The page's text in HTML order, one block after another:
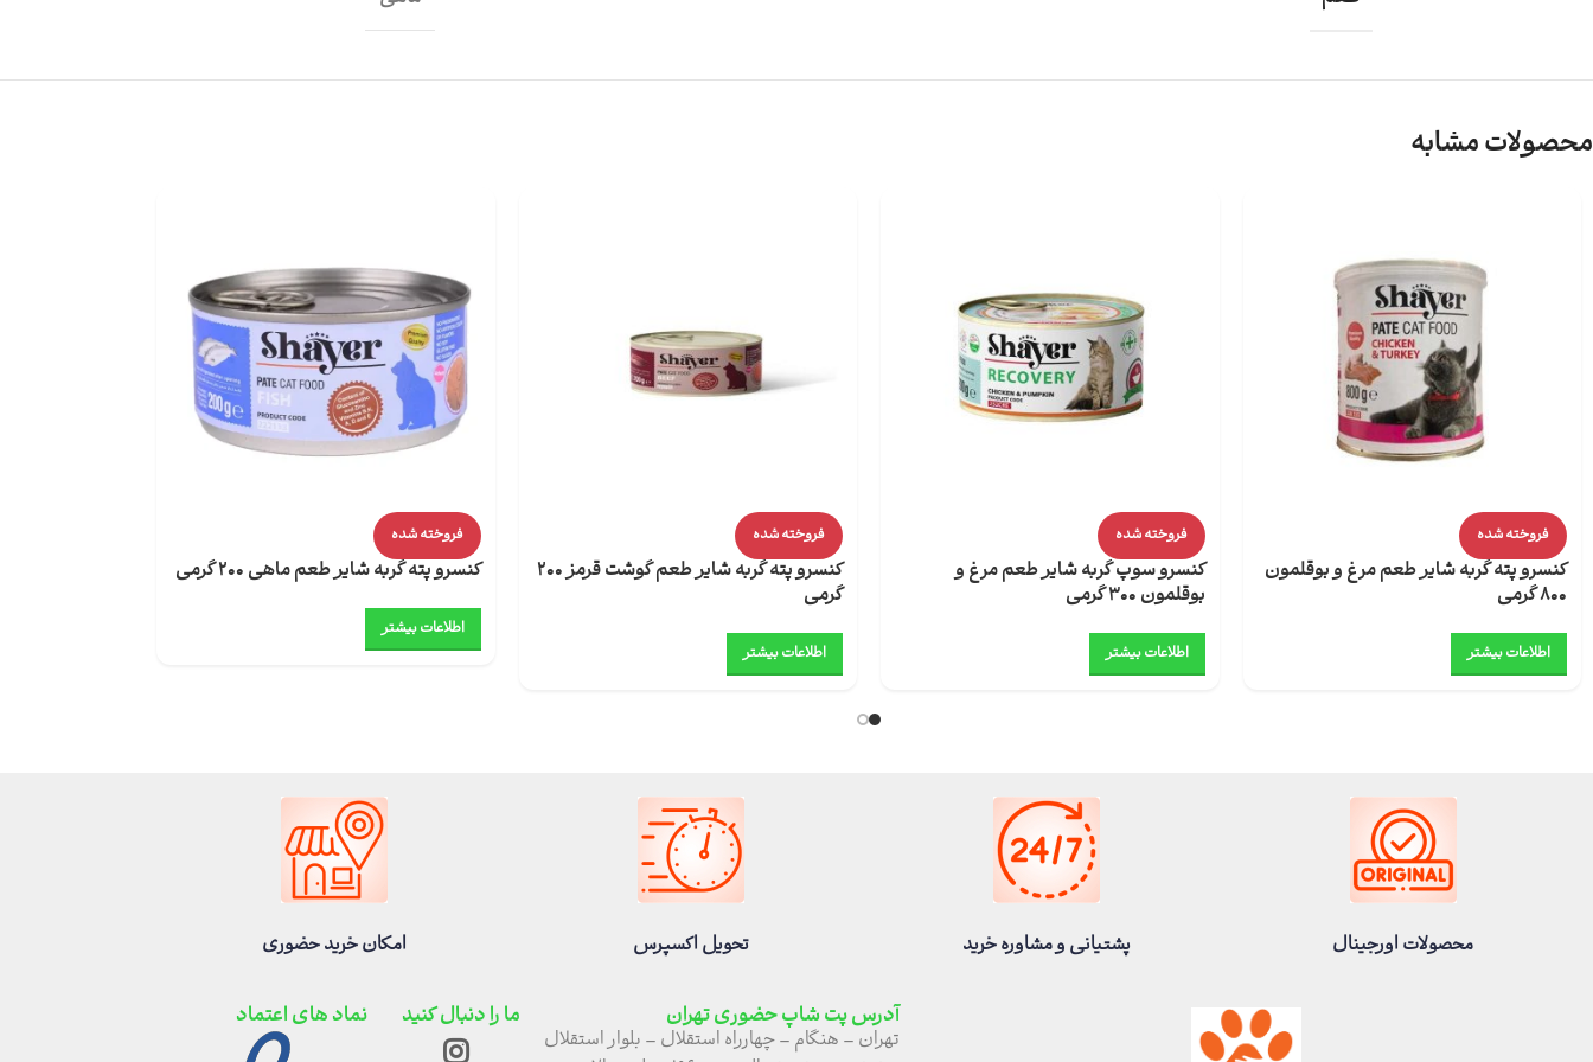
محصولات مشابه
فروخته شده
کنسرو پته گربه شایر طعم مرغ و بوقلمون
800 گرمی
اطلاعات بیشتر
فروخته شده
کنسرو سوپ گربه شایر طعم مرغ و
بوقلمون 300 گرمی
اطلاعات بیشتر
فروخته شده
کنسرو پته گربه شایر طعم گوشت قرمز 200
گرمی
اطلاعات بیشتر
فروخته شده
کنسرو پته گربه شایر طعم ماهی 200 گرمی
اطلاعات بیشتر
محصولات اورجینال پشتیانی و مشاوره خرید تحویل اکسپرس امکان خرید حضوری
آدرس پت شاپ حضوری تهران
تهران – هنگام – چهارراه استقلال – بلوار استقلال
ما را دنبال کنید نماد های اعتماد